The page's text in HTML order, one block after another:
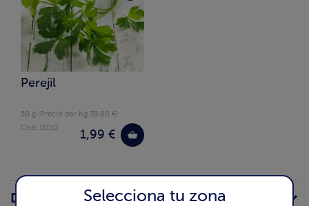
Perejil
50 g (Precio por Kg 39.80 €)
1,99 €
Cód. 11012
Descripción de la recetaSelecciona tu zona